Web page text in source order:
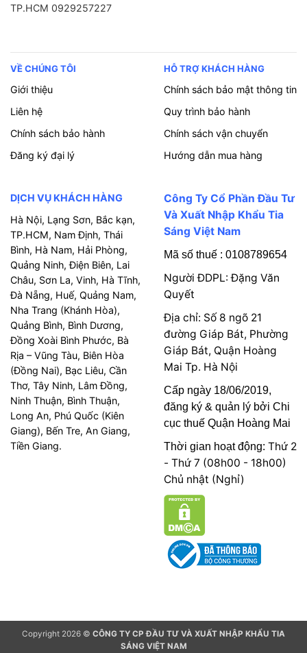
TP.HCM 0929257227
VỀ CHÚNG TÔI
Giới thiệu
Liên hệ
Chính sách bảo hành
Đăng ký đại lý
HỖ TRỢ KHÁCH HÀNG
Chính sách bảo mật thông tin
Quy trình bảo hành
Chính sách vận chuyển
Hướng dẫn mua hàng
DỊCH VỤ KHÁCH HÀNG
Hà Nội, Lạng Sơn, Bắc kạn,
TP.HCM, Nam Định, Thái
Bình, Hà Nam, Hải Phòng,
Quảng Ninh, Điện Biên, Lai
Châu, Sơn La, Vinh, Hà Tĩnh,
Đà Nẵng, Huế, Quảng Nam,
Nha Trang (Khánh Hòa),
Quảng Bình, Bình Dương,
Đồng Xoài Bình Phước, Bà
Rịa – Vũng Tàu, Biên Hòa
(Đồng Nai), Bạc Liêu, Cần
Thơ, Tây Ninh, Lâm Đồng,
Ninh Thuận, Bình Thuận,
Long An, Phú Quốc (Kiên
Giang), Bến Tre, An Giang,
Tiền Giang.
Công Ty Cổ Phần Đầu Tư
Và Xuất Nhập Khẩu Tia
Sáng Việt Nam
Mã số thuế : 0108789654
Người ĐDPL: Đặng Văn
Quyết
Địa chỉ: Số 8 ngõ 21
đường Giáp Bát, Phường
Giáp Bát, Quận Hoàng
Mai Tp. Hà Nội
Cấp ngày 18/06/2019,
đăng ký & quản lý bởi Chi
cục thuế Quận Hoàng Mai
Thời gian hoạt động: Thứ 2
- Thứ 7 (08h00 - 18h00)
Chủ nhật (Nghỉ)
Copyright 2026 © CÔNG TY CP ĐẦU TƯ VÀ XUẤT NHẬP KHẨU TIA
SÁNG VIỆT NAM